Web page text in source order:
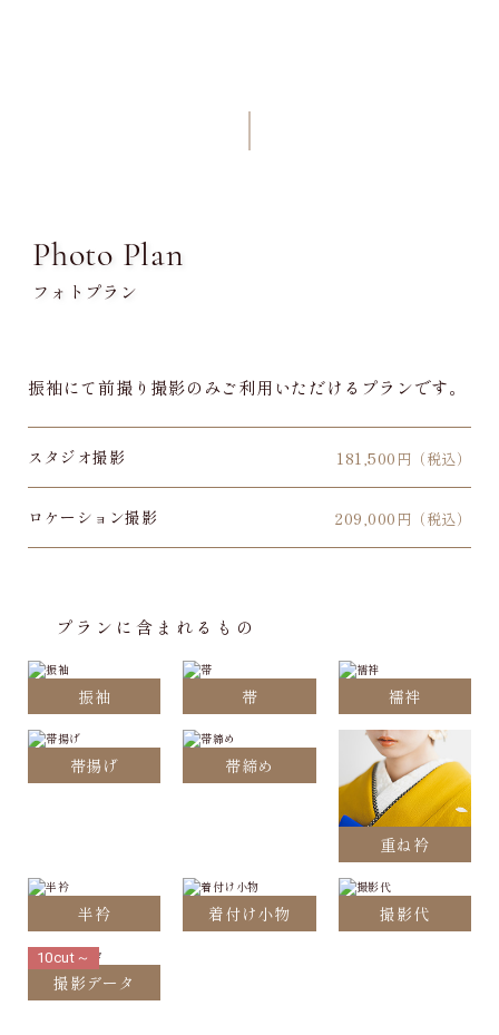
Photo Plan
フォトプラン
振袖にて前撮り撮影のみご利用いただけるプランです。
スタジオ撮影 181,500 円（税込）
ロケーション撮影 209,000 円（税込）
プランに含まれるもの
振袖 帯 襦袢
帯揚げ 帯締め
重ね衿
半衿 着付け小物 撮影代
撮影データ
10cut～